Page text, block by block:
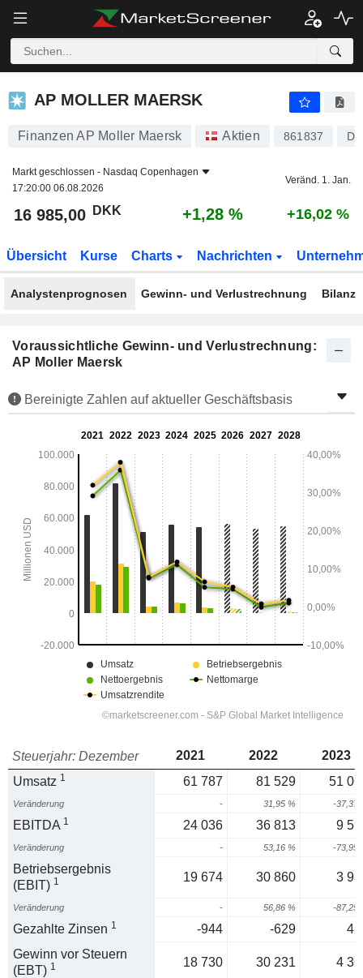
AP MOLLER MAERSK
AP MOLLER MAERSK
Finanzen AP Moller Maersk Aktien 861837
Markt geschlossen - Nasdaq Copenhagen
17:20:00 06.08.2026
Veränd. 1. Jan.
16 985,00 DKK +1,28 % +16,02 %
Übersicht Kurse Charts Nachrichten
Analystenprognosen Gewinn- und Verlustrechnung Bilanz
Voraussichtliche Gewinn- und Verlustrechnung:
AP Moller Maersk
Bereinigte Zahlen auf aktueller Geschäftsbasis
Steuerjahr: Dezember 2021 2022
2023
Umsatz 1 61 787 81 529 51
Veränderung - 31,95 % -37,37
EBITDA 1 24 036 36 813 9
Veränderung - 53,16 % -73,95
Betriebsergebnis
(EBIT) 1 19 674 30 860 3
Veränderung - 56,86 % -87,25
Gezahlte Zinsen 1 -944 -629
Gewinn vor Steuern
(EBT) 1 18 730 30 231 4